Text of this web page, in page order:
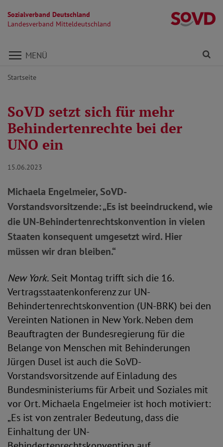
Sozialverband Deutschland
Landesverband Mitteldeutschland
Direkt zu den Inhalten springen
MENÜ
Startseite
SoVD setzt sich für mehr
Behindertenrechte bei der
UNO ein
15.06.2023
Michaela Engelmeier, SoVD-
Vorstandsvorsitzende: „Es ist beeindruckend, wie
die UN-Behindertenrechtskonvention in vielen
Staaten konsequent umgesetzt wird. Hier
müssen wir dran bleiben.“
New York. Seit Montag trifft sich die 16.
Vertragsstaatenkonferenz zur UN-
Behindertenrechtskonvention (UN-BRK) bei den
Vereinten Nationen in New York. Neben dem
Beauftragten der Bundesregierung für die
Belange von Menschen mit Behinderungen
Jürgen Dusel ist auch die SoVD-
Vorstandsvorsitzende auf Einladung des
Bundesministeriums für Arbeit und Soziales mit
vor Ort. Michaela Engelmeier ist hoch motiviert:
„Es ist von zentraler Bedeutung, dass die
Einhaltung der UN-